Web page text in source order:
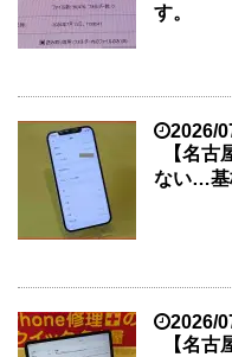
す。
2026/
【名
ない…基
2026/
【名